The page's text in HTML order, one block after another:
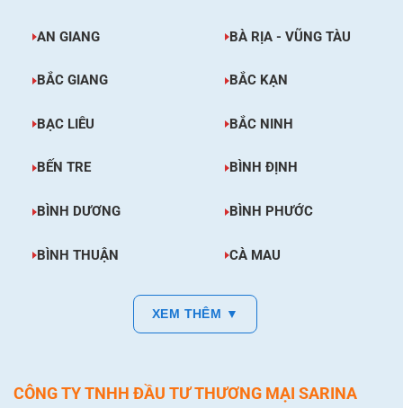
AN GIANG BÀ RỊA - VŨNG TÀU
BẮC GIANG BẮC KẠN
BẠC LIÊU BẮC NINH
BẾN TRE BÌNH ĐỊNH
BÌNH DƯƠNG BÌNH PHƯỚC
BÌNH THUẬN CÀ MAU
XEM THÊM ▼
CÔNG TY TNHH ĐẦU TƯ THƯƠNG MẠI SARINA